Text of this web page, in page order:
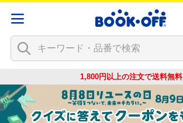
1,800円以上の注文で送料無料